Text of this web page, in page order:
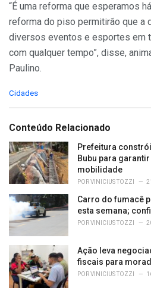
“É uma reforma que esperamos
reforma do piso permitirão que a
diversos eventos e esportes em
com qualquer tempo”, disse,
Paulino.
C
e
o
r
i
e
:
Cidades
Conteúdo Relacionado
Prefeitura
Bubu para
mobilidade
PORVINICIUS TOZZI
Carro do fumacê
esta semana;
PORVINICIUS TOZZI
Ação leva
fiscais para
PORVINICIUS TOZZI